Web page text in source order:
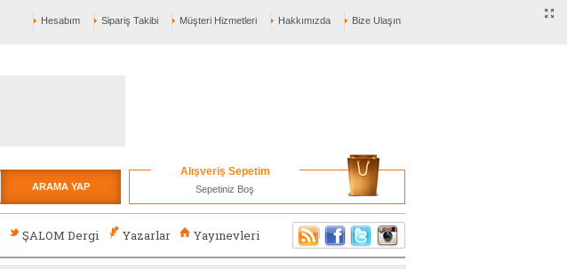
Bize Ulaşın
Hakkımızda
Müşteri Hizmetleri
Sipariş Takibi
Hesabım
ARAMA YAP
Alışveriş Sepetim
Sepetiniz Boş
ŞALOM Dergi Yazarlar Yayınevleri